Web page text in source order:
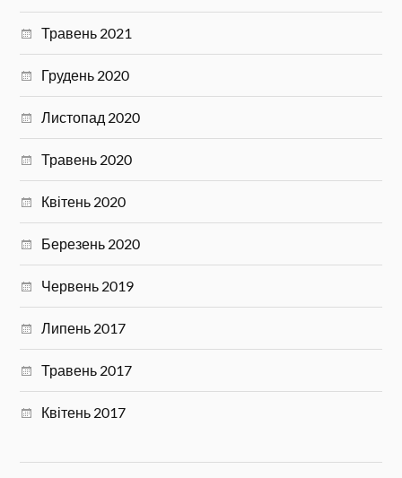
Травень 2021
Грудень 2020
Листопад 2020
Травень 2020
Квітень 2020
Березень 2020
Червень 2019
Липень 2017
Травень 2017
Квітень 2017